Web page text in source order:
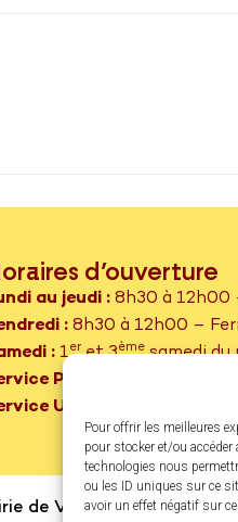
Pour offrir les meilleures
pour stocker et/ou
technologies nous
ou les ID uniques sur ce
avoir un effet négatif sur
d’ouverture
au jeudi :8h30 à 12h00
:8h30 à 12h00 –
:1eret 3èmesamedi du
Passeport – CNI sur
Urbanisme sur
de Viuz-en-Sallaz x